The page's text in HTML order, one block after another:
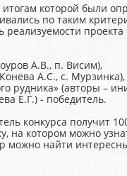
итогам которой были
по таким
реализуемости
А.В., п. Висим),
А.С., с. Мурзинка),
рудника» (авторы –
Е.Г.) - победитель.
конкурса получит
на котором можно
можно найти